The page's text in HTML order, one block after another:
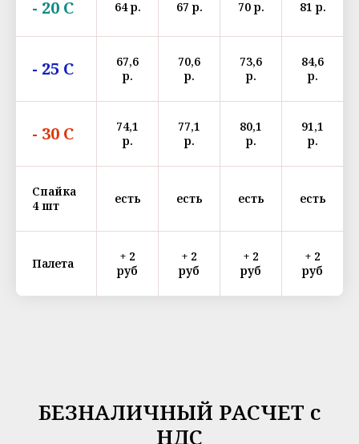
- 20 С 64 р. 67 р. 70 р. 81 р.
- 25 С
67,6
р.
70,6
р.
73,6
р.
84,6
р.
- 30 С
74,1
р.
77,1
р.
80,1
р.
91,1
р.
Спайка
4 шт
есть есть есть есть
Палета
+ 2
руб
+ 2
руб
+ 2
руб
+ 2
руб
БЕЗНАЛИЧНЫЙ РАСЧЕТ с
НДС